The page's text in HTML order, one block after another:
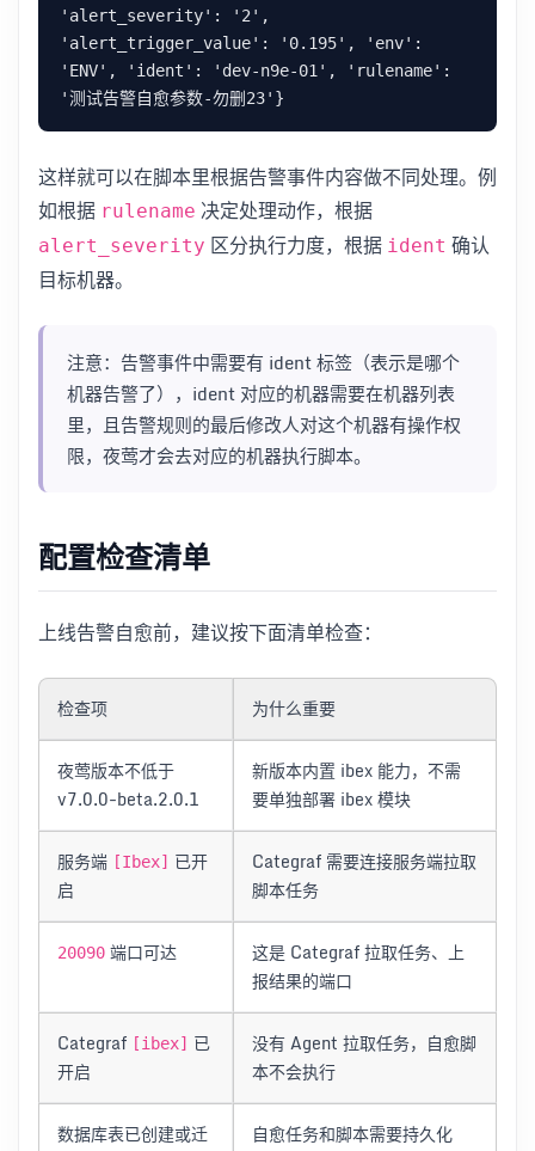
'alert_severity': '2',
'alert_trigger_value': '0.195', 'env':
'ENV', 'ident': 'dev-n9e-01', 'rulename':
这样就可以在脚本里根据告警事件内容做不同处理。例
如根据 rulename 决定处理动作，根据
alert_severity 区分执行力度，根据 ident 确认
目标机器。
注意：告警事件中需要有 ident 标签（表示是哪个
机器告警了），ident 对应的机器需要在机器列表
里，且告警规则的最后修改人对这个机器有操作权
限，夜莺才会去对应的机器执行脚本。
配置检查清单
上线告警自愈前，建议按下面清单检查：
检查项 为什么重要
夜莺版本不低于
v7.0.0-beta.2.0.1
新版本内置 ibex 能力，不需
要单独部署 ibex 模块
服务端 [Ibex] 已开
启
Categraf 需要连接服务端拉取
脚本任务
20090 端口可达
这是 Categraf 拉取任务、上
报结果的端口
Categraf [ibex] 已
开启
没有 Agent 拉取任务，自愈脚
本不会执行
数据库表已创建或迁
自愈任务和脚本需要持久化